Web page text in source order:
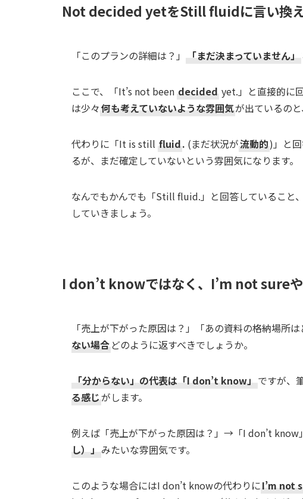
Not decided yetをStill fluidに言い換
「このプランの詳細は？」 「まだ決まっていません」
ここで、「It’s not been decided yet.」と直接的に
は少々何も考えていないような雰囲気が出ているの
代わりに「It is still fluid. (まだ状況が流動的)」と
るが、まだ確定していないという雰囲気になります。
なんでもかんでも「Still fluid.」と回答していること
していきましょう。
I don’t knowではなく、I’m not sure
「売上が下がった原因は？」「あの資料の格納場所
ない場合 どのように返すべきでしょうか。
「分からない」の代表は「I don’t know」 ですが、
る感じがします。
例えば「売上が下がった原因は？」→「I don’t know
し）」 みたいな雰囲気です。
このような場合にはI don’t knowの代わりにI’m not